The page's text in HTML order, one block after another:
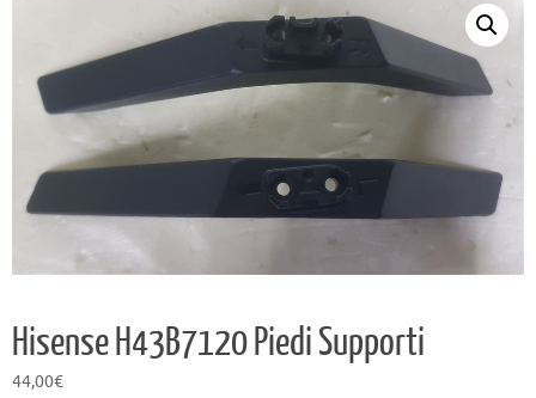
Hisense H43B7120 Piedi Supporti
44,00€